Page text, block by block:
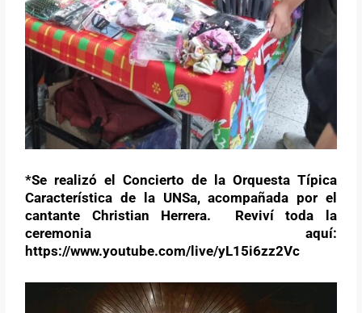
*Se realizó el Concierto de la Orquesta Típica
Característica de la UNSa, acompañada por el
cantante Christian Herrera. Reviví toda la
ceremonia aquí:
https://www.youtube.com/live/yL15i6zz2Vc